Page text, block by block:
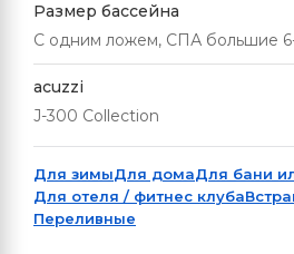
Размер бассейна
С одним ложем, СПА большие
acuzzi
J-300 Collection
Для зимыДля домаДля бани
Для отеля / фитнес клуба
Переливные